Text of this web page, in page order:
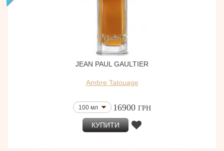
JEAN PAUL GAULTIER
Ambre Tatouage
100 мл 16900 ГРН
КУПИТИ